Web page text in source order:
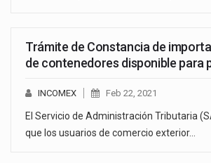
Trámite de Constancia de
de contenedores disponible para
INCOMEX Feb 22, 2021
El Servicio de Administración Tributaria
que los usuarios de comercio exterior…